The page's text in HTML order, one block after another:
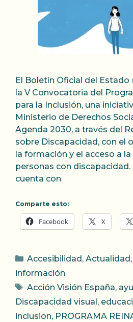
El Boletín Oficial del Estado
la V Convocatoria del
para la Inclusión, una
Ministerio de Derechos
Agenda 2030, a través del
sobre Discapacidad, con el
la formación y el acceso a
personas con
cuenta con
Comparte esto:
Facebook X
Categorías
Accesibilidad , Actualidad ,
información
Etiquetas
Acción Visión España,
Discapacidad visual ,
inclusion, PROGRAMA